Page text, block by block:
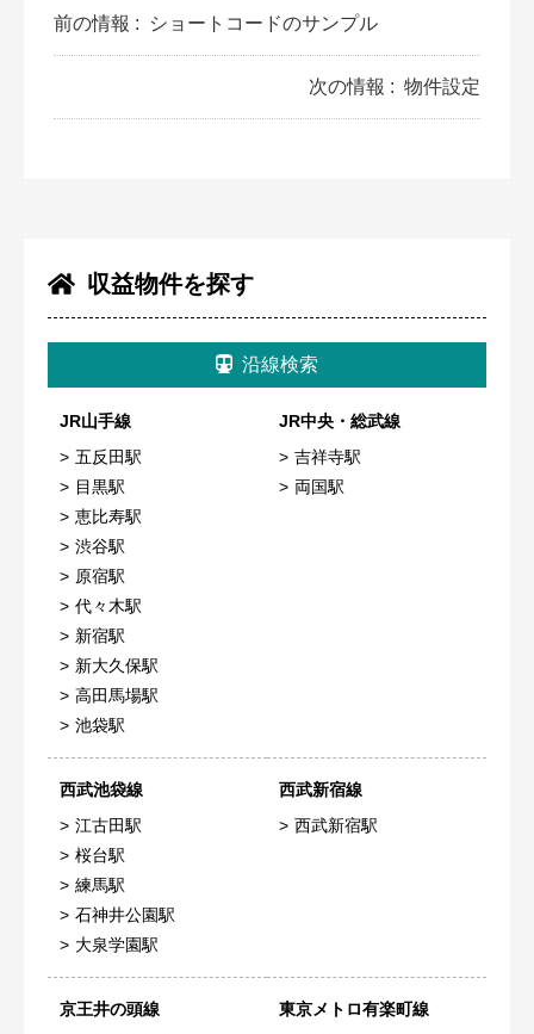
収益物件を探す
沿線検索
JR山手線
五反田駅
目黒駅
恵比寿駅
渋谷駅
原宿駅
代々木駅
新宿駅
新大久保駅
高田馬場駅
池袋駅
JR中央・総武線
吉祥寺駅
両国駅
西武池袋線
江古田駅
桜台駅
練馬駅
石神井公園駅
大泉学園駅
西武新宿線
西武新宿駅
京王井の頭線
東京メトロ有楽町線
前の情報 : ショートコードのサンプル
次の情報 : 物件設定